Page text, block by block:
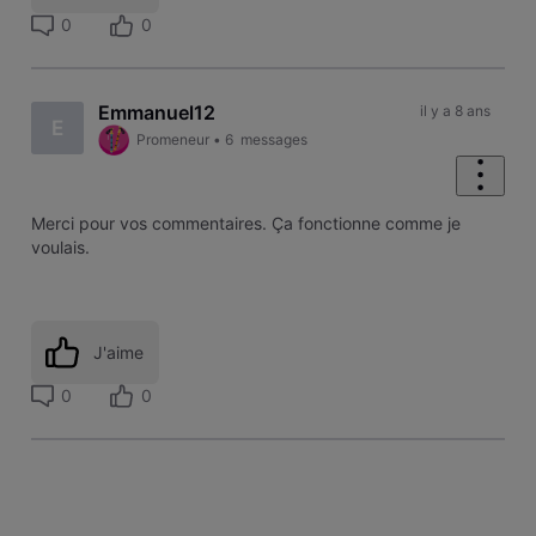
0 0
E
Emmanuel12
Promeneur • 6 messages
il y a 8 ans
Merci pour vos commentaires. Ça fonctionne comme je
voulais.
J'aime
0 0